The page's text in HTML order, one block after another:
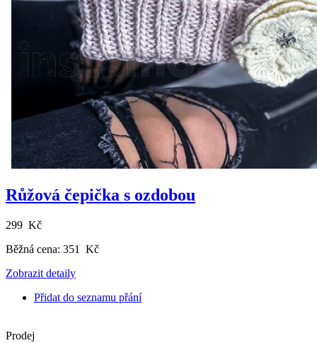
Růžová čepička s ozdobou
299 Kč
Běžná cena: 351 Kč
Zobrazit detaily
Přidat do seznamu přání
Prodej